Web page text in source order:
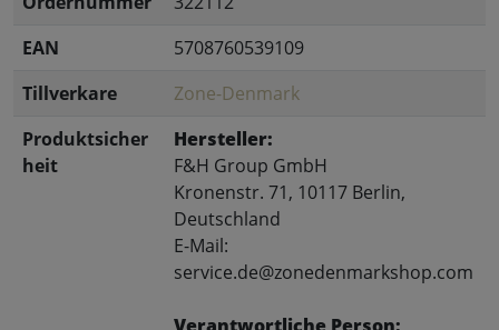
EAN
5708760539109
Tillverkare
Zone-Denmark
Produktsicher
heit
Hersteller:
F&H Group GmbH
Kronenstr. 71, 10117 Berlin,
Deutschland
E-Mail:
service.de@zonedenmarkshop.com